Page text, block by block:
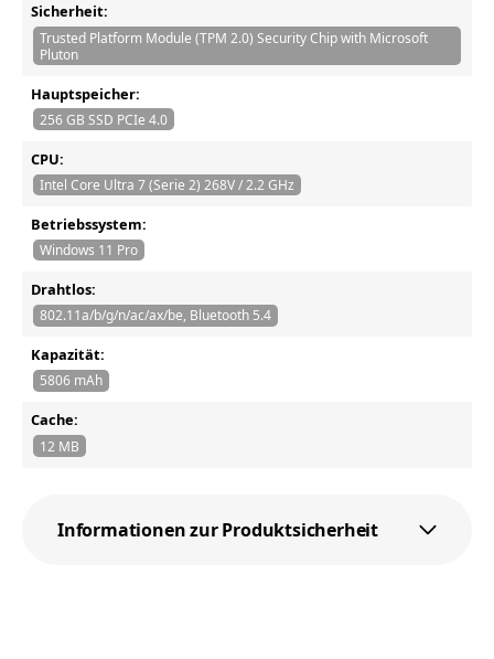
Sicherheit:
Trusted Platform Module (TPM 2.0) Security Chip with Microsoft
Pluton
Hauptspeicher:
256 GB SSD PCIe 4.0
CPU:
Intel Core Ultra 7 (Serie 2) 268V / 2.2 GHz
Betriebssystem:
Windows 11 Pro
Drahtlos:
802.11a/b/g/n/ac/ax/be, Bluetooth 5.4
Kapazität:
5806 mAh
Cache:
12 MB
Informationen zur Produktsicherheit